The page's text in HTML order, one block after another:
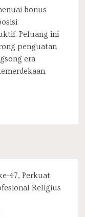
bonus
Peluang ini
penguatan
era
47, Perkuat
Religius